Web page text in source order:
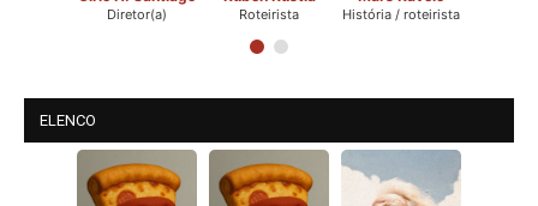
Diretor(a) Roteirista História / roteirista
ELENCO